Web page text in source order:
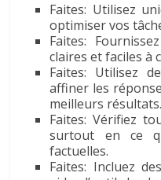
Faites: Utilisez
optimiser vos
Faites:
claires et faciles à
Faites: Utilisez
affiner les
meilleurs résultats.
Faites: Vérifiez
surtout en ce
factuelles.
Faites: Incluez